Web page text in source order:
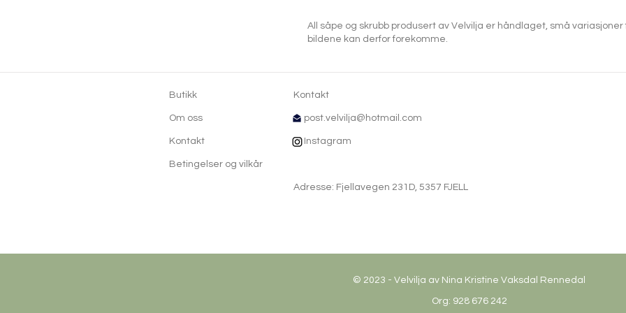
All såpe og skrubb produsert av Velvilja er håndlaget, små variasjoner
bildene kan derfor forekomme.
Butikk
Om oss
Kontakt
Betingelser og vilkår
Kontakt
post.velvilja@hotmail.com
Instagram
Adresse: Fjellavegen 231D, 5357 FJELL
© 2023 - Velvilja av Nina Kristine Vaksdal Rennedal
Org: 928 676 242